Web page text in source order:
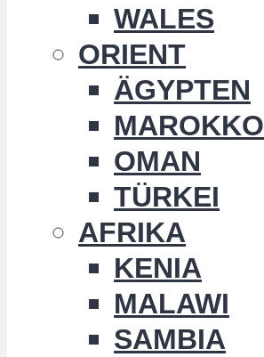
WALES
ORIENT
ÄGYPTEN
MAROKKO
OMAN
TÜRKEI
AFRIKA
KENIA
MALAWI
SAMBIA